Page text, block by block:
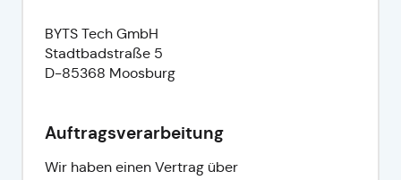
BYTS Tech GmbH
Stadtbadstraße 5
D-85368 Moosburg
Auftragsverarbeitung
Wir haben einen Vertrag über